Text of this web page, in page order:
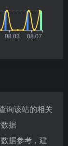
询该站的相关
据
据参考，建